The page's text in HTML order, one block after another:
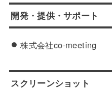
開発・提供・サポート
株式会社co-meeting
スクリーンショット